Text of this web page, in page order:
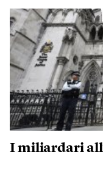
I miliardari